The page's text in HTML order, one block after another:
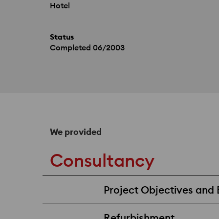
Hotel
Status
Completed 06/2003
We provided
Consultancy
Project Objectives and